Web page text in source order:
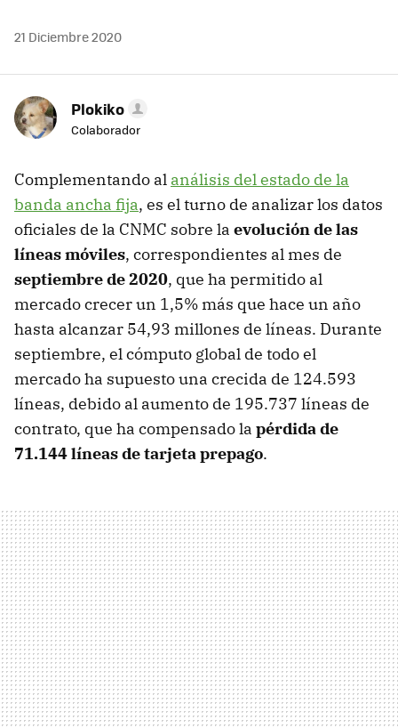
21 Diciembre 2020
Plokiko
Colaborador
Complementando al análisis del estado de la
banda ancha fija, es el turno de analizar los datos
oficiales de la CNMC sobre la evolución de las
líneas móviles, correspondientes al mes de
septiembre de 2020, que ha permitido al
mercado crecer un 1,5% más que hace un año
hasta alcanzar 54,93 millones de líneas. Durante
septiembre, el cómputo global de todo el
mercado ha supuesto una crecida de 124.593
líneas, debido al aumento de 195.737 líneas de
contrato, que ha compensado la pérdida de
71.144 líneas de tarjeta prepago.